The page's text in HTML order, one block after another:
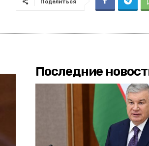
Поделиться
Последние